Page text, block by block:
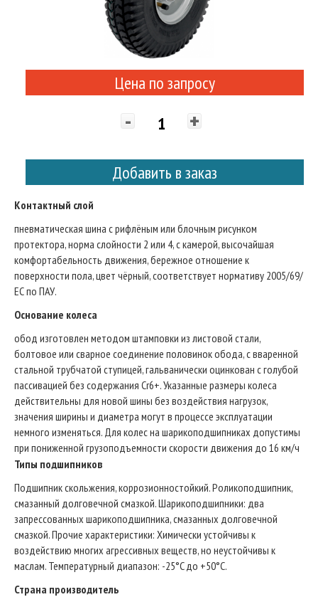
Цена по запросу
- +
Добавить в заказ
Контактный слой
пневматическая шина с рифлёным или блочным рисунком
протектора, норма слойности 2 или 4, с камерой, высочайшая
комфортабельность движения, бережное отношение к
поверхности пола, цвет чёрный, соответствует нормативу 2005/69/
ЕС по ПАУ.
Основание колеса
обод изготовлен методом штамповки из листовой стали,
болтовое или сварное соединение половинок обода, с вваренной
стальной трубчатой ступицей, гальванически оцинкован с голубой
пассивацией без содержания Cr6+. Указанные размеры колеса
действительны для новой шины без воздействия нагрузок,
значения ширины и диаметра могут в процессе эксплуатации
немного изменяться. Для колес на шарикоподшипниках допустимы
при пониженной грузоподъемности скорости движения до 16 км/ч
Типы подшипников
Подшипник скольжения, коррозионностойкий. Роликоподшипник,
смазанный долговечной смазкой. Шарикоподшипники: два
запрессованных шарикоподшипника, смазанных долговечной
смазкой. Прочие характеристики: Химически устойчивы к
воздействию многих агрессивных веществ, но неустойчивы к
маслам. Температурный диапазон: -25°C до +50°C.
Страна производитель